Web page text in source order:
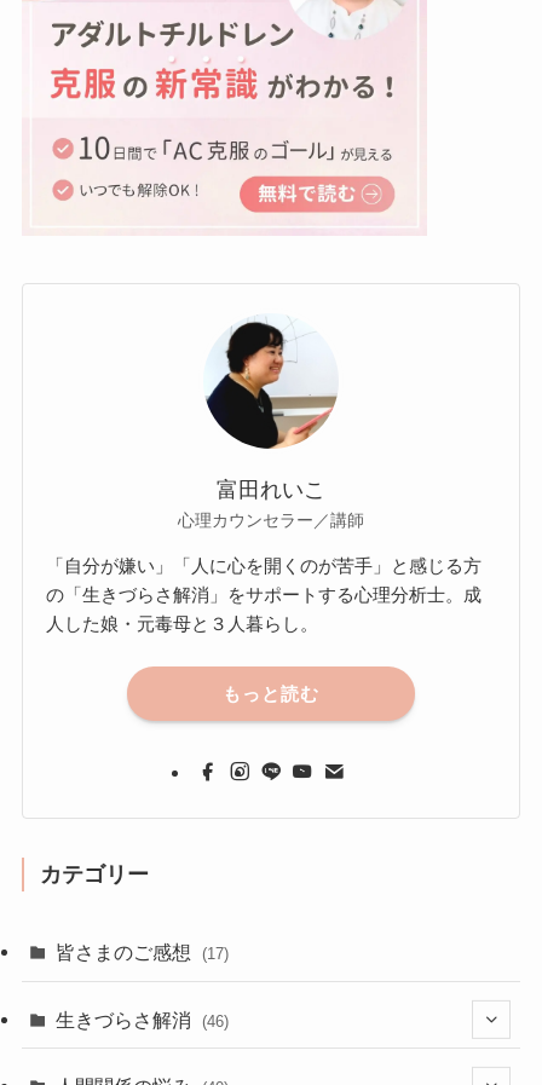
富田れいこ
心理カウンセラー／講師
「自分が嫌い」「人に心を開くのが苦手」と感じる方
の「生きづらさ解消」をサポートする心理分析士。成
人した娘・元毒母と３人暮らし。
もっと読む
カテゴリー
皆さまのご感想 (17)
生きづらさ解消 (46)
(3)